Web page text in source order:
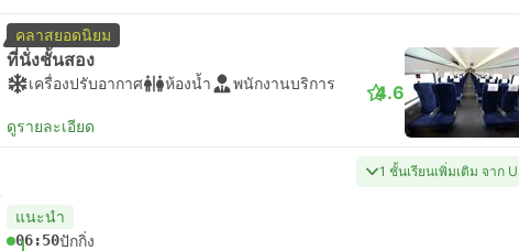
คลาสยอดนิยม
ที่นั่งชั้นสอง
เครื่องปรับอากาศ ห้องน้ำ พนักงานบริการ
ดูรายละเอียด
4.6
1 ชั้นเรียนเพิ่มเติม จาก
แนะนำ
06:50ปักกิ่ง